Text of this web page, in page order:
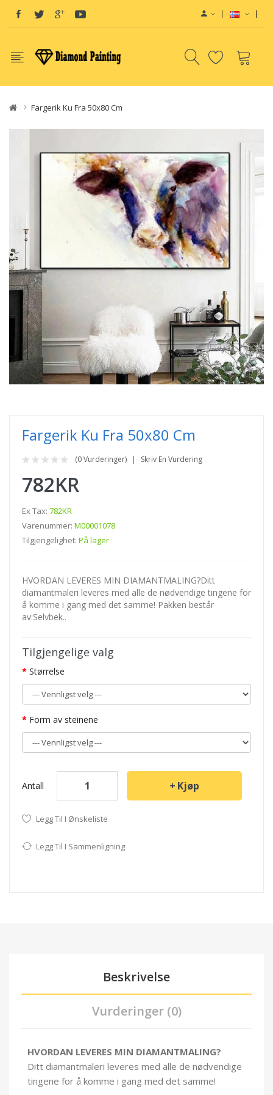
Fargerik Ku Fra 50x80 Cm
Fargerik Ku Fra 50x80 Cm
(0 Vurderinger) Skriv En Vurdering
782KR
Ex Tax: 782KR
Varenummer: M00001078
Tilgjengelighet: På lager
HVORDAN LEVERES MIN DIAMANTMALING?Ditt
diamantmaleri leveres med alle de nødvendige tingene for
å komme i gang med det samme! Pakken består
av:Selvbek..
Tilgjengelige valg
Størrelse
Form av steinene
Antall Kjøp
Legg Til I Ønskeliste
Legg Til I Sammenligning
Beskrivelse
Vurderinger (0)
HVORDAN LEVERES MIN DIAMANTMALING?
Ditt diamantmaleri leveres med alle de nødvendige
tingene for å komme i gang med det samme!